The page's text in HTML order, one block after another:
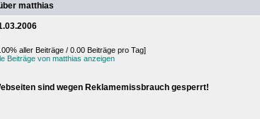
matthias
aller Beiträge / 0.00 Beiträge pro Tag]
Beiträge von matthias anzeigen
sind wegen Reklamemissbrauch gesperrt!